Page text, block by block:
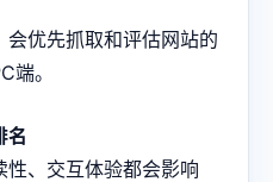
优先抓取和评估网站的
端。
名
性、交互体验都会影响